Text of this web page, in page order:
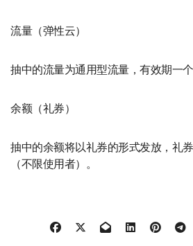
流量（弹性云）
抽中的流量为通用型流量，有效期一个
余额（礼券）
抽中的余额将以礼券的形式发放，礼
（不限使用者）。